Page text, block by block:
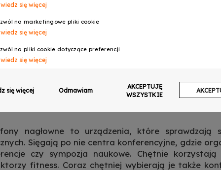
- DUAL HEAD SET MIC -
nagłowny XLR
49,00 zł
DO KOSZYKA
nagłowne to urządzenia, które sprawdzają
Sięgają po nie centra konferencyjne, gdzie
czy sympozja naukowe. Chętnie
fitness. Coraz chętniej wybierają je także
się więcej
na marketingowe pliki cookie
się więcej
na pliki cookie dotyczące preferencji
się więcej
się więcej
na reklamy spersonalizowane (remarketing)
się więcej
się więcej Odmawiam
AKCEPTUJĘ
WSZYSTKIE